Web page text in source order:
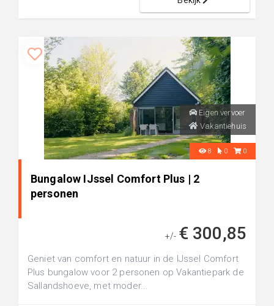
Eigen vervoer
Vakantiehuis
8 0 0
Bungalow IJssel Comfort Plus | 2
personen
+/- € 300,85
Geniet van comfort en natuur in de IJssel Comfort
Plus bungalow voor 2 personen op Vakantiepark de
Sallandshoeve, met moder...